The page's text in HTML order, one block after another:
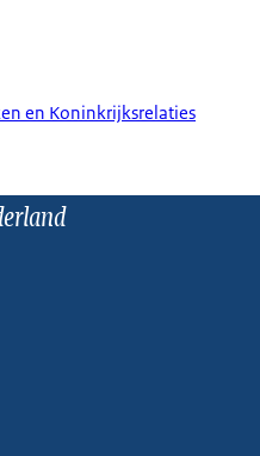
en Koninkrijksrelaties